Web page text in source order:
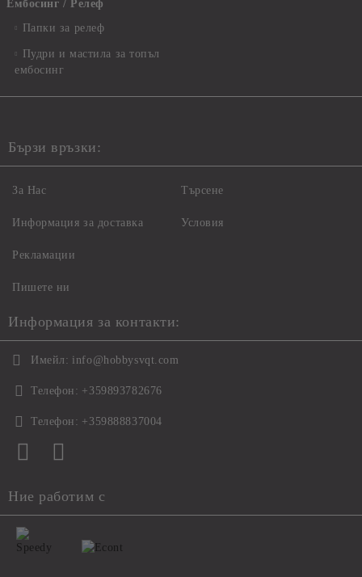
Ембосинг / Релеф
Папки за релеф
Пудри и мастила за топъл
ембосинг
Бързи връзки:
За Нас
Информация за доставка
Рекламации
Пишете ни
Търсене
Условия
Информация за контакти:
Имейл: info@hobbysvqt.com
Телефон: +359893782676
Телефон: +359888837004
Ние работим с